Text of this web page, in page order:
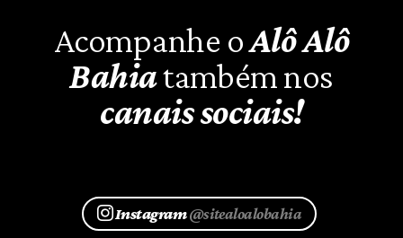
Acompanhe oAlô Alô
Bahiatambém nos
canais sociais!
Instagram@sitealoalobahia